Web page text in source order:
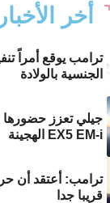
أخر الأخبار
ترامب يوقع أمراً
الجنسية بالولادة
جيلي تعزز حضورها
EX5 EM-i الهجينة
ترامب: أعتقد أن
قريبا جدا